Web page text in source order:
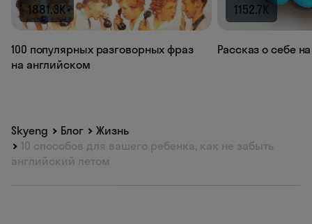
1881.3K
100 популярных разговорных фраз
на английском
1152.7K
Рассказ о себе
Skyeng Блог
Жизнь
10 способов для вашего ребенка, как не забыть
английский летом